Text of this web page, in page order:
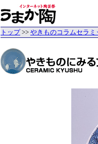
トップ>> やきものコラムセラミ